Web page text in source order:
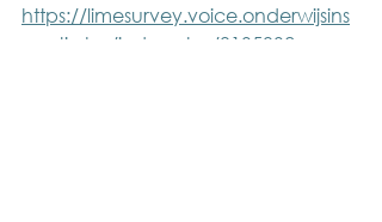
https://limesurvey.voice.onderwijsins
pectie.be/index.php/813583?